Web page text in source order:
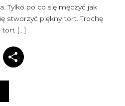
Tylko po co się męczyć jak
stworzyć piękny tort. Trochę
tort […]
Email